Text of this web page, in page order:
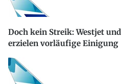
Doch kein Streik: Westjet
erzielen vorläufige Einigung